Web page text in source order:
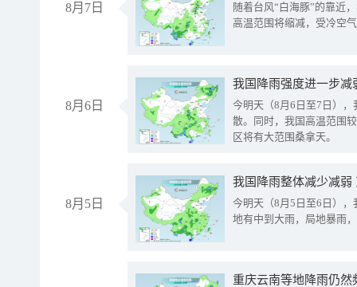
8月7日
随着台风“白海豚”的靠近
高温范围将缩减，受冷空
8月6日
今明天（8月6日至7日）
散。同时，我国高温范围
区将有大范围桑拿天。
8月5日
我国降雨整体减少减弱
今明天（8月5日至6日）
地有中到大雨，局地暴雨
重庆云南等地降雨仍然